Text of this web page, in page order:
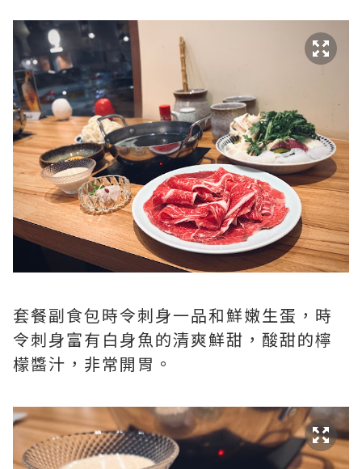
套餐副食包時令刺身一品和鮮嫩生蛋，時
令刺身富有白身魚的清爽鮮甜，酸甜的檸
檬醬汁，非常開胃。